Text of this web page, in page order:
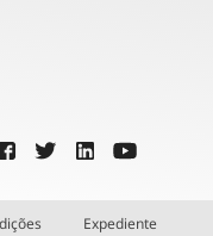
Expediente